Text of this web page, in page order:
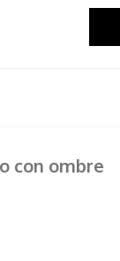
con ombre